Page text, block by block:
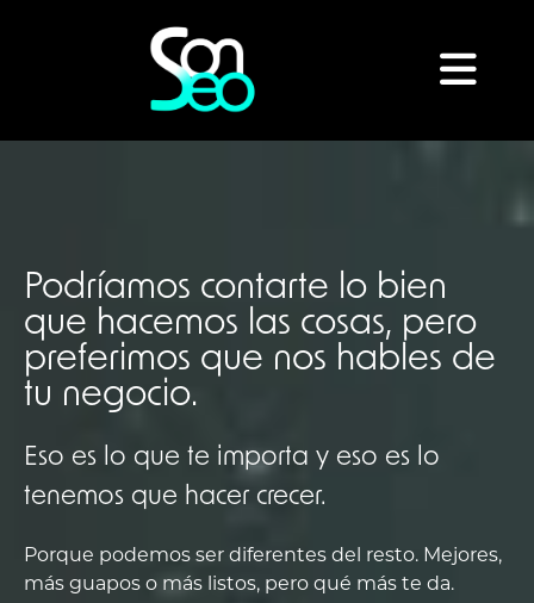
Podríamos contarte lo bien
que hacemos las cosas, pero
preferimos que nos hables de
tu negocio.
Eso es lo que te importa y eso es lo
tenemos que hacer crecer.
Porque podemos ser diferentes del resto. Mejores,
más guapos o más listos, pero qué más te da.